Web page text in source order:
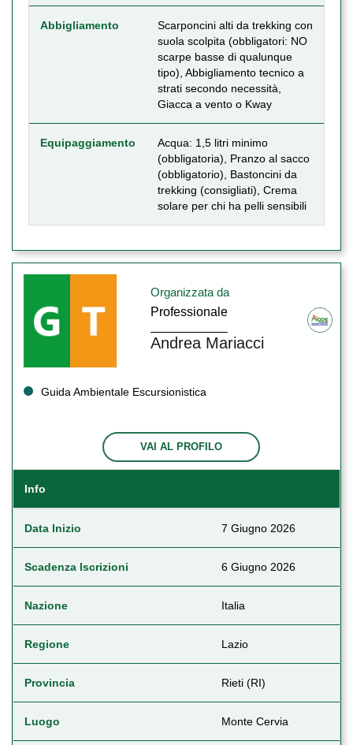
Abbigliamento
Scarponcini alti da trekking con
suola scolpita (obbligatori: NO
scarpe basse di qualunque
tipo), Abbigliamento tecnico a
strati secondo necessità,
Giacca a vento o Kway
Equipaggiamento
Acqua: 1,5 litri minimo
(obbligatoria), Pranzo al sacco
(obbligatorio), Bastoncini da
trekking (consigliati), Crema
solare per chi ha pelli sensibili
Organizzata da
Professionale
Andrea Mariacci
Guida Ambientale Escursionistica
VAI AL PROFILO
Info
Data Inizio 7 Giugno 2026
Scadenza Iscrizioni 6 Giugno 2026
Nazione Italia
Regione Lazio
Provincia Rieti (RI)
Luogo Monte Cervia